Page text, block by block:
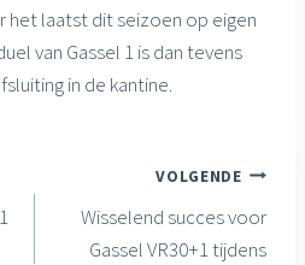
het laatst dit seizoen op eigen
van Gassel 1 is dan tevens
in de kantine.
VOLGENDE
Wisselend succes voor
Gassel VR30+1 tijdens